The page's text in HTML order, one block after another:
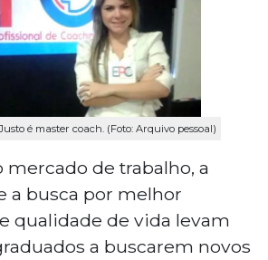
é master coach. (Foto: Arquivo pessoal)
mercado de trabalho, a
a busca por melhor
qualidade de vida levam
a buscarem novos